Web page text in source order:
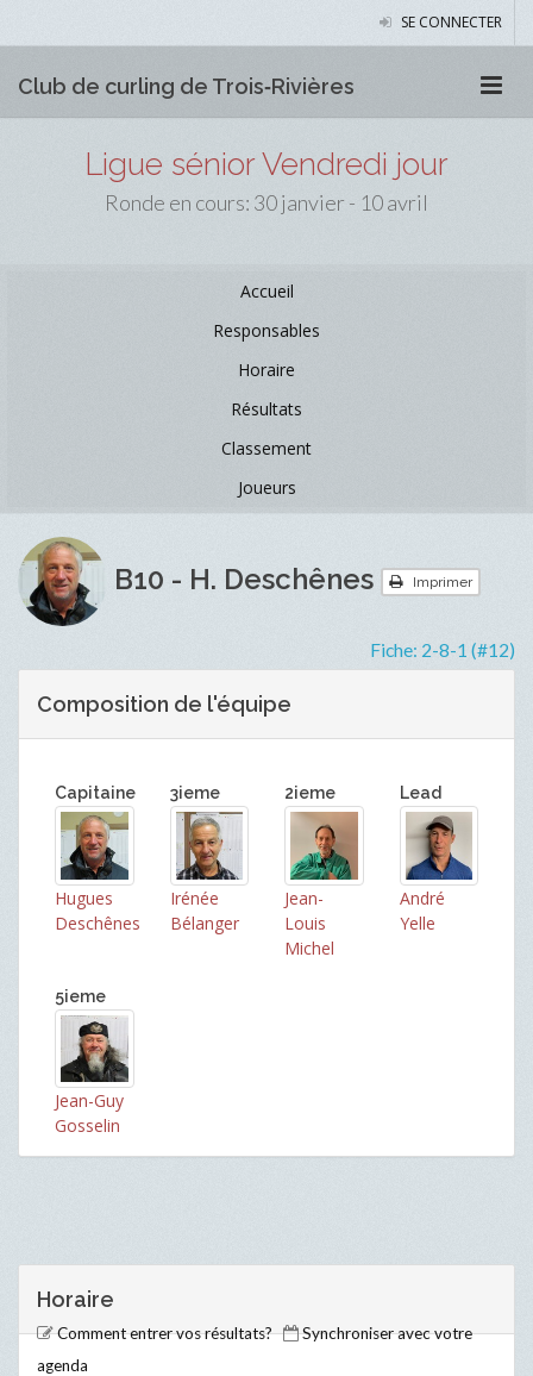
SE CONNECTER
Club de curling de Trois‑Rivières
Ligue sénior Vendredi jour
Ronde en cours: 30 janvier - 10 avril
Accueil
Responsables
Horaire
Résultats
Classement
Joueurs
B10 - H. Deschênes Imprimer
Fiche: 2-8-1 (#12)
Composition de l'équipe
Capitaine
Hugues
Deschênes
3ieme
Irénée
Bélanger
2ieme
Jean-
Louis
Michel
Lead
André
Yelle
5ieme
Jean-Guy
Gosselin
Horaire
Comment entrer vos résultats?
Synchroniser avec votre
agenda